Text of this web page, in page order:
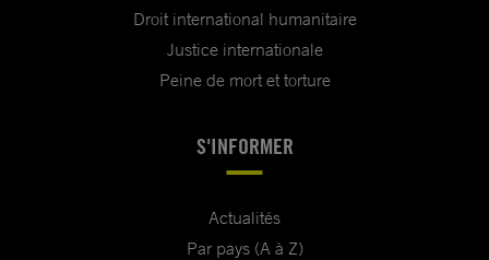
Droit international humanitaire
Justice internationale
Peine de mort et torture
S'INFORMER
Actualités
Par pays (A à Z)